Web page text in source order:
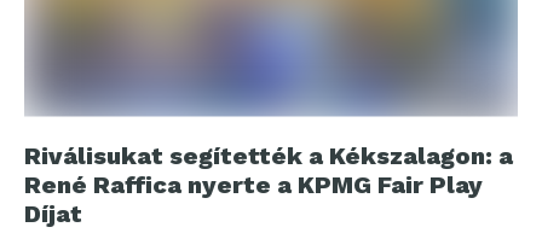
Riválisukat segítették a Kékszalagon: a
René Raffica nyerte a KPMG Fair Play
Díjat